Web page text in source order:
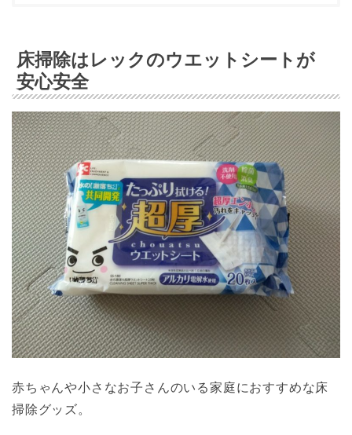
床掃除はレックのウエットシートが
安心安全
赤ちゃんや小さなお子さんのいる家庭におすすめな床
掃除グッズ。